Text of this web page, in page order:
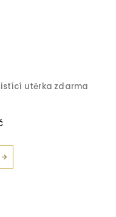
utěrka zdarma